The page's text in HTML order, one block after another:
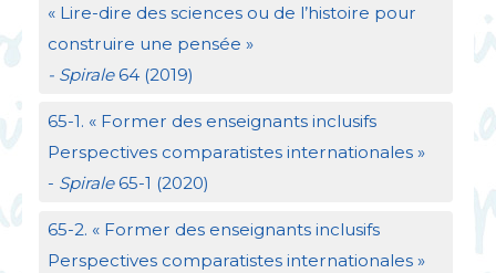
« Lire-dire des sciences ou de l’histoire pour
construire une pensée »
- Spirale64 (2019)
65-1. « Former des enseignants inclusifs
Perspectives comparatistes internationales »
- Spirale65-1 (2020)
65-2. « Former des enseignants inclusifs
Perspectives comparatistes internationales »